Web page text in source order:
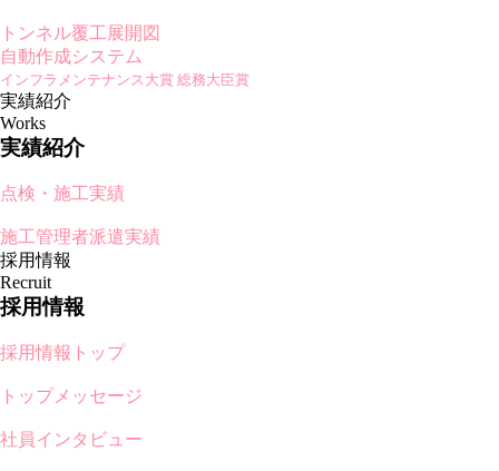
トンネル覆工展開図
自動作成システム
インフラメンテナンス大賞 総務大臣賞
実績紹介
Works
実績紹介
点検・施工実績
施工管理者派遣実績
採用情報
Recruit
採用情報
採用情報トップ
トップメッセージ
社員インタビュー